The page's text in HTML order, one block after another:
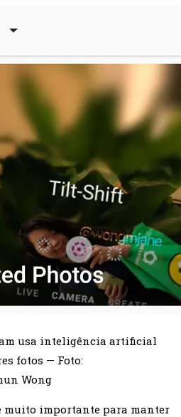
usa inteligência artificial
fotos — Foto:
Wong
muito importante para manter